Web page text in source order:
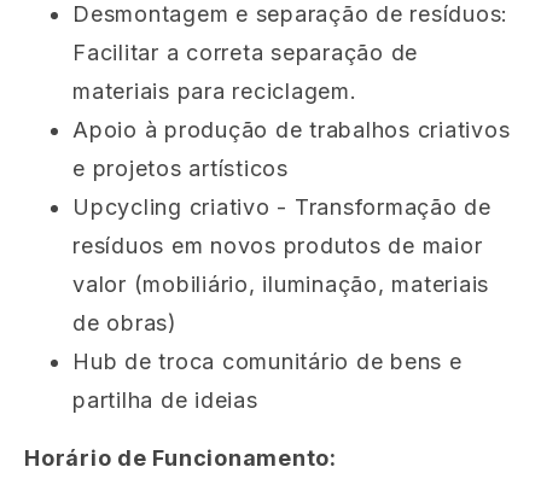
Desmontagem e separação de resíduos:
Facilitar a correta separação de
materiais para reciclagem.
Apoio à produção de trabalhos criativos
e projetos artísticos
Upcycling criativo - Transformação de
resíduos em novos produtos de maior
valor (mobiliário, iluminação, materiais
de obras)
Hub de troca comunitário de bens e
partilha de ideias
Horário de Funcionamento: